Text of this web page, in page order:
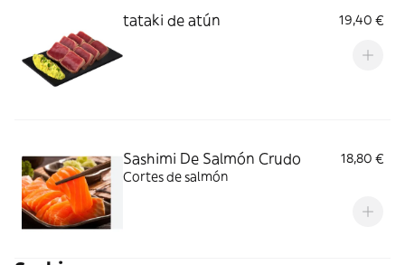
tataki de atún 19,40 €
Sashimi De Salmón Crudo
18,80 €
Cortes de salmón